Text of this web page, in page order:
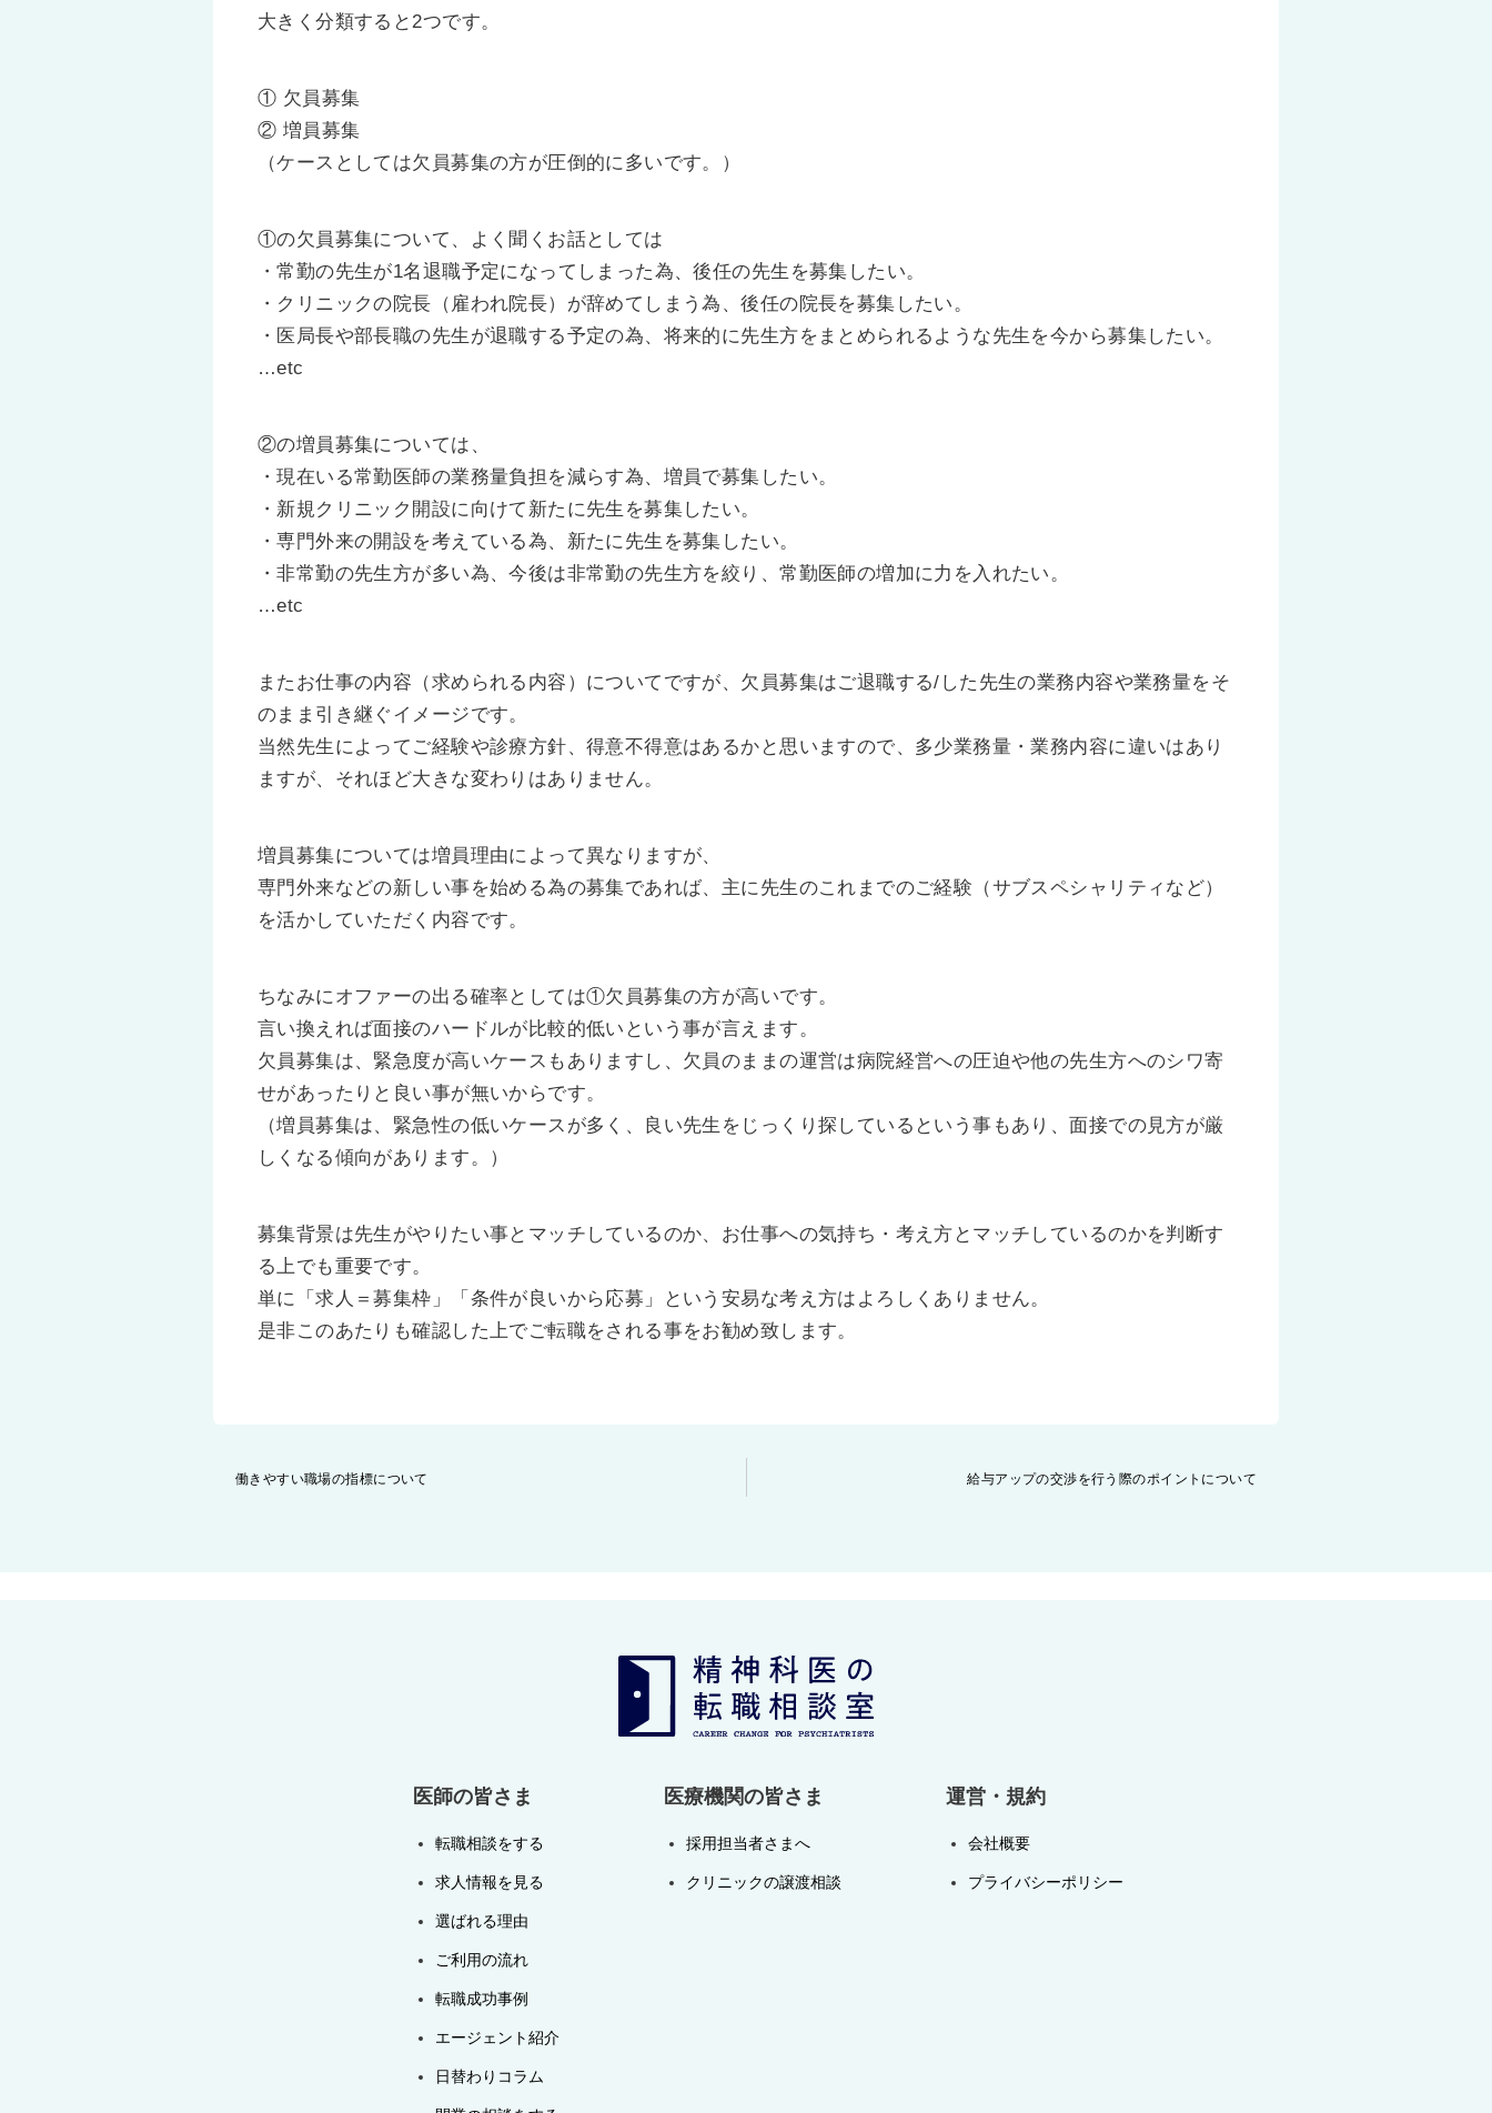
大きく分類すると2つです。
① 欠員募集
② 増員募集
（ケースとしては欠員募集の方が圧倒的に多いです。）
①の欠員募集について、よく聞くお話としては
・常勤の先生が1名退職予定になってしまった為、後任の先生を募集したい。
・クリニックの院長（雇われ院長）が辞めてしまう為、後任の院長を募集したい。
・医局長や部長職の先生が退職する予定の為、将来的に先生方をまとめられるような先生を今から募集したい。
…etc
②の増員募集については、
・現在いる常勤医師の業務量負担を減らす為、増員で募集したい。
・新規クリニック開設に向けて新たに先生を募集したい。
・専門外来の開設を考えている為、新たに先生を募集したい。
・非常勤の先生方が多い為、今後は非常勤の先生方を絞り、常勤医師の増加に力を入れたい。
…etc
またお仕事の内容（求められる内容）についてですが、欠員募集はご退職する/した先生の業務内容や業務量をそ
のまま引き継ぐイメージです。
当然先生によってご経験や診療方針、得意不得意はあるかと思いますので、多少業務量・業務内容に違いはあり
ますが、それほど大きな変わりはありません。
増員募集については増員理由によって異なりますが、
専門外来などの新しい事を始める為の募集であれば、主に先生のこれまでのご経験（サブスペシャリティなど）
を活かしていただく内容です。
ちなみにオファーの出る確率としては①欠員募集の方が高いです。
言い換えれば面接のハードルが比較的低いという事が言えます。
欠員募集は、緊急度が高いケースもありますし、欠員のままの運営は病院経営への圧迫や他の先生方へのシワ寄
せがあったりと良い事が無いからです。
（増員募集は、緊急性の低いケースが多く、良い先生をじっくり探しているという事もあり、面接での見方が厳
しくなる傾向があります。）
募集背景は先生がやりたい事とマッチしているのか、お仕事への気持ち・考え方とマッチしているのかを判断す
る上でも重要です。
単に「求人＝募集枠」「条件が良いから応募」という安易な考え方はよろしくありません。
是非このあたりも確認した上でご転職をされる事をお勧め致します。
投働きやすい職場の指標について 給与アップの交渉を行う際のポイントについて
医師の皆さま
転職相談をする
求人情報を見る
選ばれる理由
ご利用の流れ
転職成功事例
エージェント紹介
日替わりコラム
医療機関の皆さま
採用担当者さまへ
クリニックの譲渡相談
運営・規約
会社概要
プライバシーポリシー